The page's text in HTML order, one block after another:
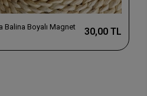
Balina Boyalı Magnet
30,00 TL